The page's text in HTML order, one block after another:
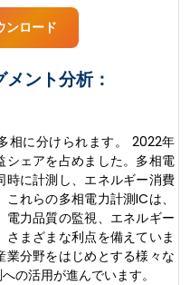
ンロード
ント分析：
相に分けられます。 2022年
シェアを占めました。多相電
時に計測し、エネルギー消費
れらの多相電力計測ICは、
力品質の監視、エネルギー
まざまな利点を備えていま
分野をはじめとする様々な
の活用が進んでいます。